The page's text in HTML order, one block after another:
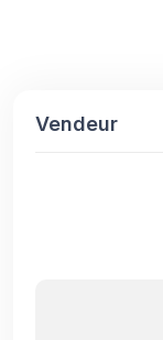
Vendeur